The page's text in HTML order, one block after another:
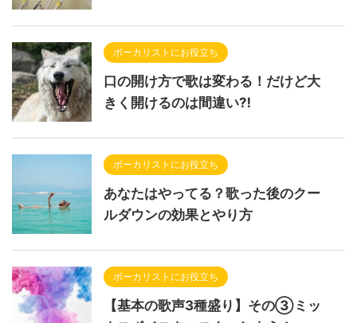
ボーカリストにお役立ち
口の開け方で歌は変わる！だけど大
きく開けるのは間違い⁈
ボーカリストにお役立ち
あなたはやってる？歌った後のクー
ルダウンの効果とやり方
ボーカリストにお役立ち
【基本の歌声3種盛り】その③ミッ